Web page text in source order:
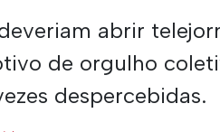
abrir
de orgulho
despercebidas.